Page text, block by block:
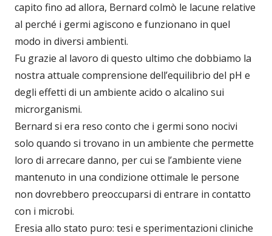
capito fino ad allora, Bernard colmò le lacune relative
al perché i germi agiscono e funzionano in quel
modo in diversi ambienti.
Fu grazie al lavoro di questo ultimo che dobbiamo la
nostra attuale comprensione dell’equilibrio del pH e
degli effetti di un ambiente acido o alcalino sui
microrganismi.
Bernard si era reso conto che i germi sono nocivi
solo quando si trovano in un ambiente che permette
loro di arrecare danno, per cui se l’ambiente viene
mantenuto in una condizione ottimale le persone
non dovrebbero preoccuparsi di entrare in contatto
con i microbi.
Eresia allo stato puro: tesi e sperimentazioni cliniche